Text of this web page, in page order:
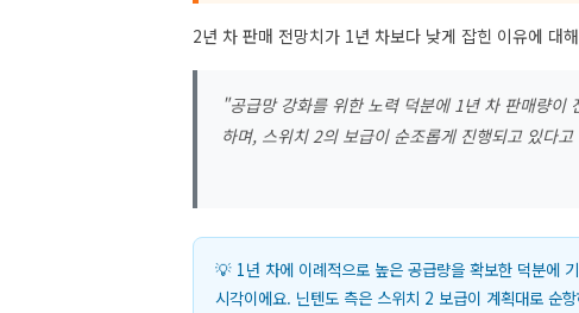
2년 차 판매 전망치가 1년 차보다 낮게 잡힌 이유에 대
"공급망 강화를 위한 노력 덕분에 1년 차 판매량이
하며, 스위치 2의 보급이 순조롭게 진행되고 있다
💡 1년 차에 이례적으로 높은 공급량을 확보한 덕분에
시각이에요. 닌텐도 측은 스위치 2 보급이 계획대로 순